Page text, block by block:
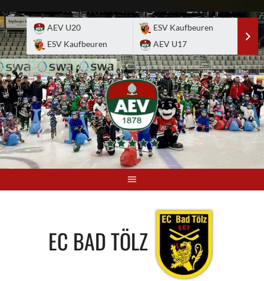
to
content
AEV U20
ESV Kaufbeuren
ESV Kaufbeuren
AEV U17
EC BAD TÖLZ